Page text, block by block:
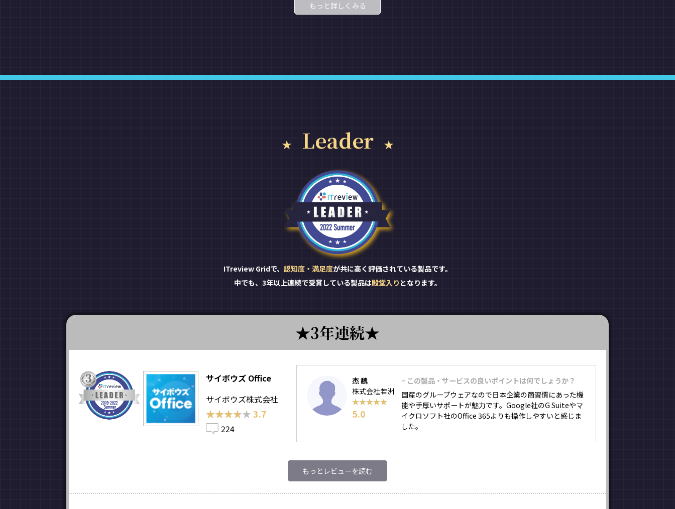
もっと詳しくみる
Leader
ITreview Gridで、 認知度・満足度が共に高く評価されている製品です。
中でも、3年以上連続で受賞している製品は殿堂入り となります。
3年連続
サイボウズ Office
サイボウズ株式会社
★★★★★
★★★★★ 3.7
224
杰 魏
株式会社若洲
★★★★★
★★★★★
5.0
− この製品・サービスの良いポイントは何でしょうか？
国産のグループウェアなので日本企業の商習慣にあった機
能や手厚いサポートが魅力です。Google社のG Suiteやマ
イクロソフト社のOffice 365よりも操作しやすいと感じま
した。
もっとレビューを読む